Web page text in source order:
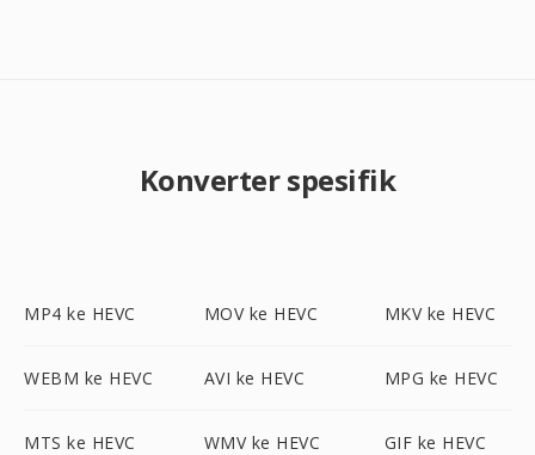
Konverter spesifik
MP4 ke HEVC MOV ke HEVC MKV ke HEVC
WEBM ke HEVC AVI ke HEVC MPG ke HEVC
MTS ke HEVC WMV ke HEVC GIF ke HEVC